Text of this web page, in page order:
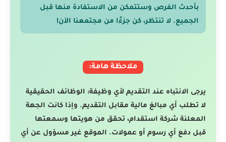
بأحدث الفرص وستتمكن من الاستفادة منها قبل
الجميع. لا تنتظر، كن جزءًا من مجتمعنا الآن!
ملاحظة هامة:
يرجى الانتباه عند التقديم لأي وظيفة: الوظائف الحقيقية
لا تطلب أي مبالغ مالية مقابل التقديم. وإذا كانت الجهة
المعلنة شركة استقدام، تحقق من هويتها وسمعتها
قبل دفع أي رسوم أو عمولات. الموقع غير مسؤول عن أي